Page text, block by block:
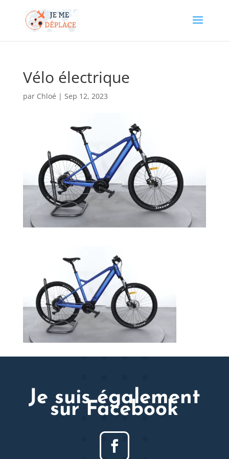
Vélo électrique
par Chloé | Sep 12, 2023
Je suis également
sur Facebook